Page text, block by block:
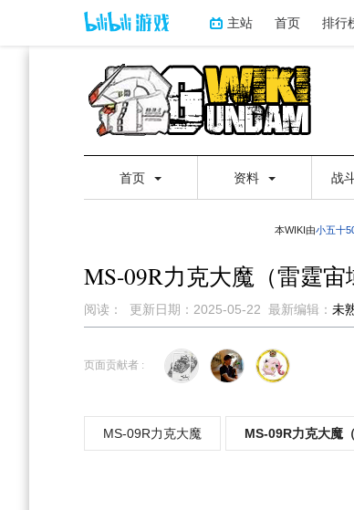
主站 首页 排行
首页 资料 战
本WIKI由小五十
MS-09R力克大魔（雷霆宙
阅读： 更新日期： 2025-05-22 最新编辑： 未
到
到
页面贡献者 :
MS-09R力克大魔 MS-09R力克大魔